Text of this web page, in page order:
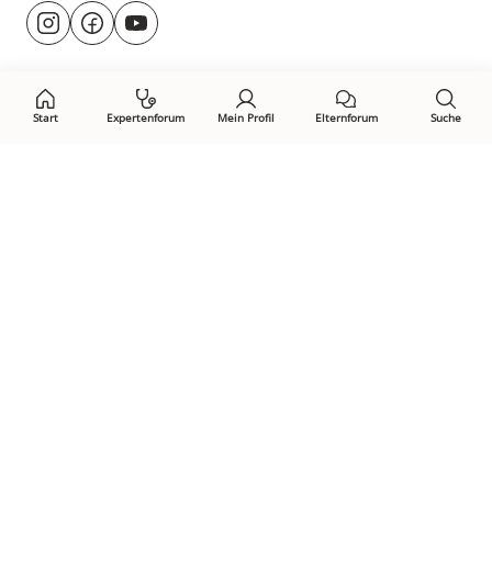
Start Expertenforum Mein Profil Elternforum Suche
Besuche
uns@rund.ums.baby
facebook.com/rundumsbaby.de
youtube.com/@rundumsbaby_